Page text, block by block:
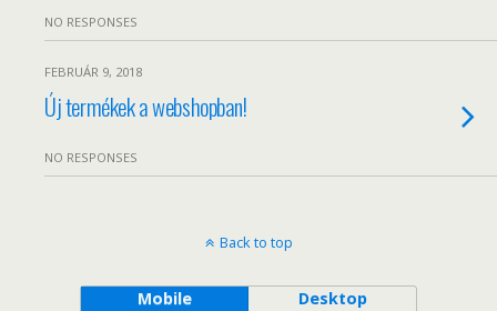
NO RESPONSES
FEBRUÁR 9, 2018
Új termékek a webshopban!
NO RESPONSES
Back to top
Mobile Desktop